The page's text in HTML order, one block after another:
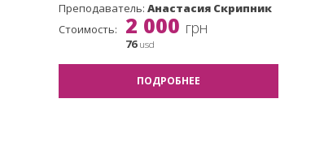
Преподаватель: Анастасия Скрипник
Стоимость:
2 000 грн
76usd
ПОДРОБНЕЕ